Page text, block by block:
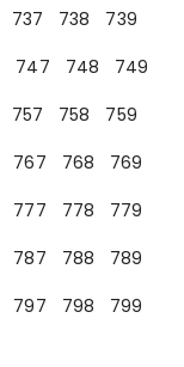
737 738
739
747 748
749
757 758
759
767 768
769
777 778
779
787 788
789
797 798
799